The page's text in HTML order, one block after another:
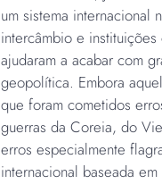
um sistema internacional
intercâmbio e
ajudaram a acabar com
geopolítica. Embora
que foram cometidos
guerras da Coreia, do
erros especialmente
internacional baseada